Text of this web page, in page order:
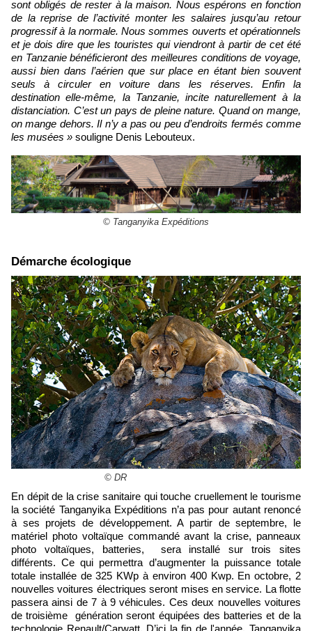
sont obligés de rester à la maison. Nous espérons en fonction
de la reprise de l’activité monter les salaires jusqu’au retour
progressif à la normale. Nous sommes ouverts et opérationnels
et je dois dire que les touristes qui viendront à partir de cet été
en Tanzanie bénéficieront des meilleures conditions de voyage,
aussi bien dans l’aérien que sur place en étant bien souvent
seuls à circuler en voiture dans les réserves. Enfin la
destination elle-même, la Tanzanie, incite naturellement à la
distanciation. C’est un pays de pleine nature. Quand on mange,
on mange dehors. Il n’y a pas ou peu d’endroits fermés comme
les musées » souligne Denis Lebouteux.
© Tanganyika Expéditions
Démarche écologique
© DR
En dépit de la crise sanitaire qui touche cruellement le tourisme
la société Tanganyika Expéditions n’a pas pour autant renoncé
à ses projets de développement. A partir de septembre, le
matériel photo voltaïque commandé avant la crise, panneaux
photo voltaïques, batteries, sera installé sur trois sites
différents. Ce qui permettra d’augmenter la puissance totale
totale installée de 325 KWp à environ 400 Kwp. En octobre, 2
nouvelles voitures électriques seront mises en service. La flotte
passera ainsi de 7 à 9 véhicules. Ces deux nouvelles voitures
de troisième génération seront équipées des batteries et de la